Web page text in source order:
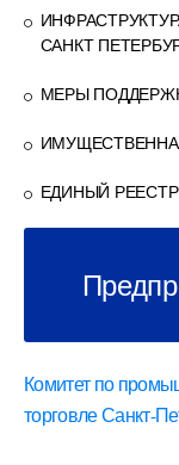
САНКТ
МЕРЫ
ЕДИНЫЙ
Комитет по
торговле Санкт-